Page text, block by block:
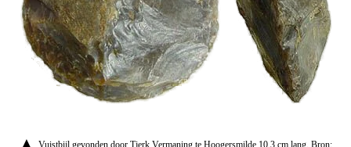
▲
Vuistbijl gevonden door Tjerk Vermaning te Hoogersmilde 10.3 cm lang. Bron: